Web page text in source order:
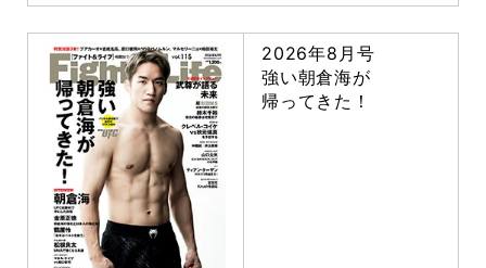
2026年8月号
強い朝倉海が
帰ってきた！